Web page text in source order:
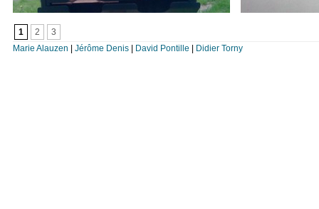
1 2
3
Marie Alauzen
Jérôme Denis| David Pontille Didier Torny